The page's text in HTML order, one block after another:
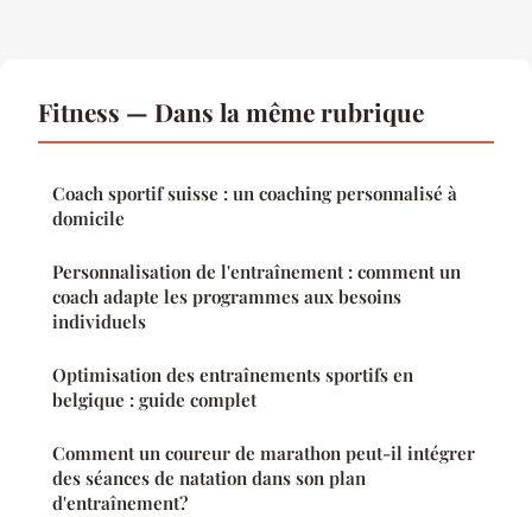
Fitness — Dans la même rubrique
Coach sportif suisse : un coaching personnalisé à
domicile
Personnalisation de l'entraînement : comment un
coach adapte les programmes aux besoins
individuels
Optimisation des entraînements sportifs en
belgique : guide complet
Comment un coureur de marathon peut-il intégrer
des séances de natation dans son plan
d'entraînement?